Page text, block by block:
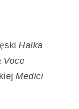
Halka
Voce
Medici